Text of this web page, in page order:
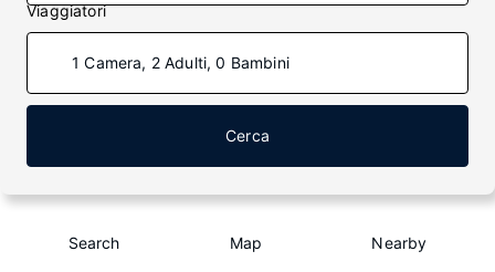
Viaggiatori
1 Camera, 2 Adulti, 0 Bambini
Cerca
Search Map Nearby